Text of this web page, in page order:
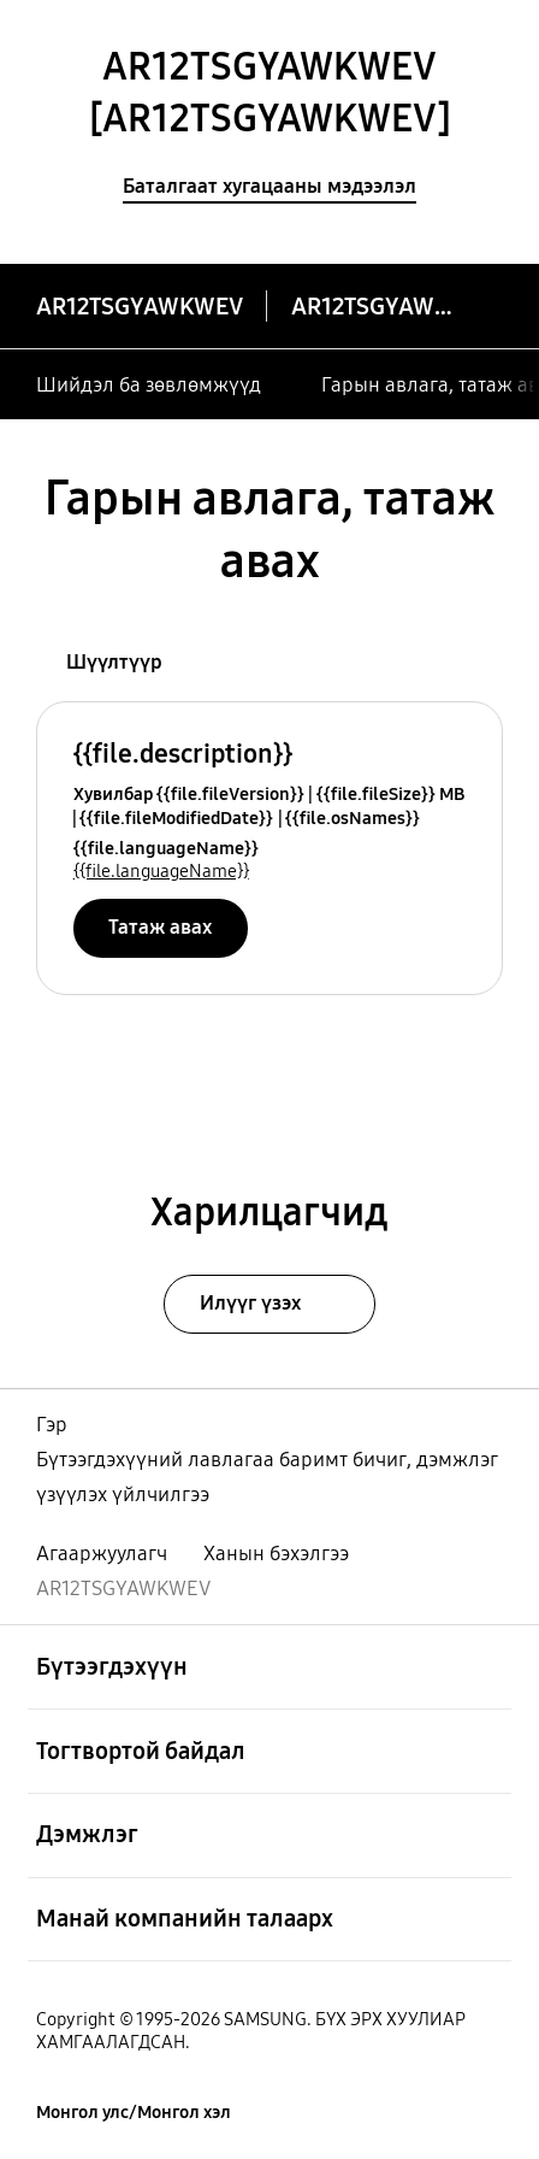
AR12TSGYAWKWEV
[AR12TSGYAWKWEV]
Баталгаат хугацааны мэдээлэл
AR12TSGYAWKWEV AR12TSGYAWKWEV
Шийдэл ба зөвлөмжүүд Гарын авлага, татаж
Гарын авлага, татаж
авах
Шүүлтүүр
{{file.description}}
Хувилбар {{file.fileVersion}} {{file.fileSize}} MB
{{file.fileModifiedDate}} {{file.osNames}}
{{file.languageName}}
{{file.languageName}}
Татаж авах
Харилцагчид
Илүүг үзэх
Гэр
Бүтээгдэхүүний лавлагаа баримт бичиг, дэмжлэг
үзүүлэх үйлчилгээ
Агааржуулагч
Ханын бэхэлгээ
AR12TSGYAWKWEV
Бүтээгдэхүүн
Тогтвортой байдал
Дэмжлэг
Манай компанийн талаарх
Copyright © 1995-2026 SAMSUNG. БҮХ ЭРХ ХУУЛИАР
ХАМГААЛАГДСАН.
Монгол улс/Монгол хэл